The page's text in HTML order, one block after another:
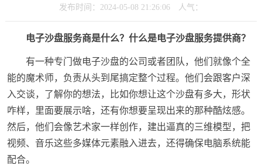
发布时间：2024-05-08 21:26:06 人气：
电子沙盘服务商是什么？什么是电子沙盘服务提供商？
有一种专门做电子沙盘的公司或者团队，他们就像个全
能的魔术师，负责从头到尾搞定整个过程。他们会跟客户深
入交谈，了解你的想法，比如你想让这个沙盘有多大，形状
咋样，里面要展示啥，还有你想要呈现出来的那种酷炫感。
然后，他们会像艺术家一样创作，建出逼真的三维模型，把
视频、音乐这些多媒体元素融入进去，还得确保电脑系统能
配合。